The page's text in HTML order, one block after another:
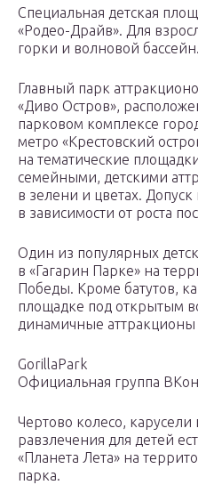
Специальная детская
«Родео-Драйв». Для
горки и волновой бассейн.
Главный парк
«Диво Остров»,
парковом комплексе
метро «Крестовский
на тематические
семейными, детскими
в зелени и цветах.
в зависимости от роста
Один из популярных
в «Гагарин Парке» на
Победы. Кроме батутов,
площадке под открытым
динамичные аттракционы
GorillaPark
Официальная группа
Чертово колесо,
равзлечения для детей
«Планета Лета» на
парка.